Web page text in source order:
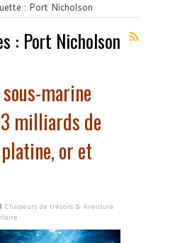
: Port Nicholson
: Port Nicholson
marine
milliards de
or et
Chasseurs de trésors & Aventure